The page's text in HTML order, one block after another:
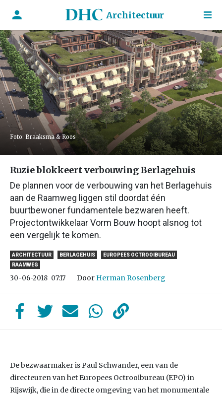
Architectuur
Foto: Braaksma & Roos
Ruzie blokkeert verbouwing Berlagehuis
De plannen voor de verbouwing van het Berlagehuis
aan de Raamweg liggen stil doordat één
buurtbewoner fundamentele bezwaren heeft.
Projectontwikkelaar Vorm Bouw hoopt alsnog tot
een vergelijk te komen.
ARCHITECTUUR BERLAGEHUIS
EUROPEES OCTROOIBUREAU
RAAMWEG
30-06-2018 07:17 Door Herman Rosenberg
De bezwaarmaker is Paul Schwander, een van de
directeuren van het Europees Octrooibureau (EPO) in
Rijswijk, die in de directe omgeving van het monumentale